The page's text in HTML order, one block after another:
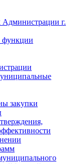
Администрации г.
функции
закупки